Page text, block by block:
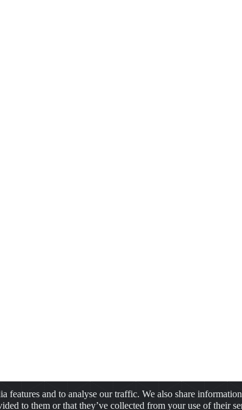
features and to analyse our traffic. We also share
to them or that they’ve collected from your use of their